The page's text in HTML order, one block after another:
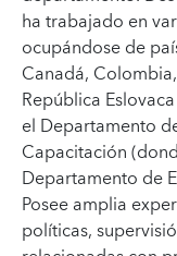
ha trabajado en
ocupándose de
Canadá,
República
el Departamento
Capacitación
Departamento de
Posee amplia
políticas,